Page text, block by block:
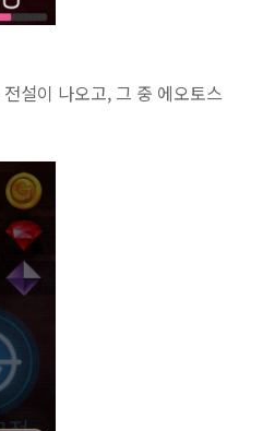
설이 나오고, 그 중 에오토스